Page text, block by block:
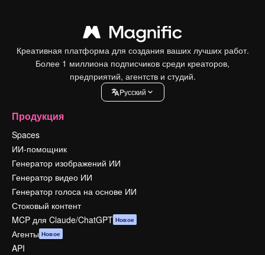
Креативная платформа для создания ваших лучших работ.
Более 1 миллиона подписчиков среди креаторов,
предприятий, агентств и студий.
Pусский
Продукция
Spaces
ИИ-помощник
Генератор изображений ИИ
Генератор видео ИИ
Генератор голоса на основе ИИ
Стоковый контент
MCP для Claude/ChatGPT Новое
Агенты Новое
API